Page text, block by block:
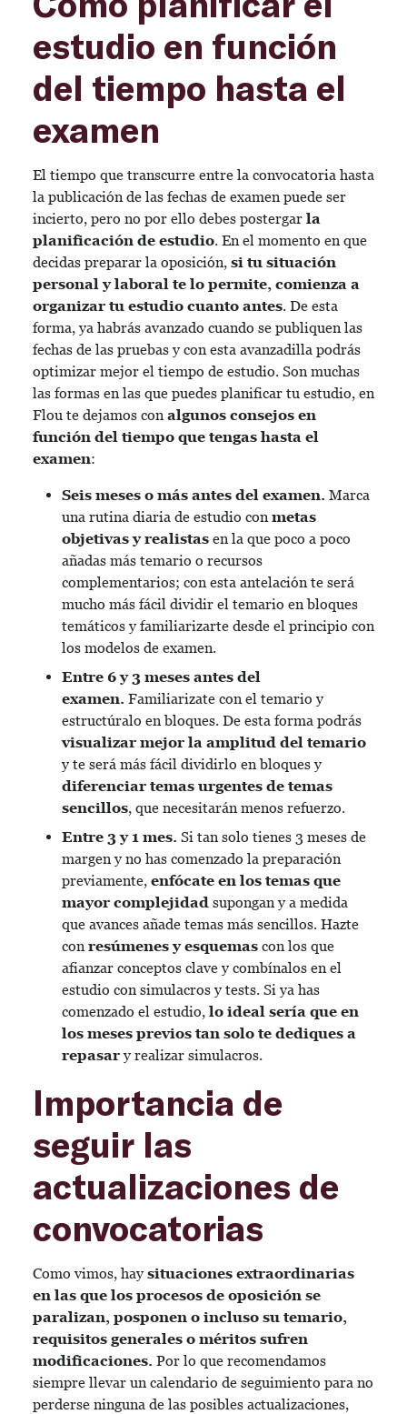
estudio en función
del tiempo hasta el
examen
El tiempo que transcurre entre la convocatoria hasta
la publicación de las fechas de examen puede ser
incierto, pero no por ello debes postergar la
planificación de estudio. En el momento en que
decidas preparar la oposición, si tu situación
personal y laboral te lo permite, comienza a
organizar tu estudio cuanto antes. De esta
forma, ya habrás avanzado cuando se publiquen las
fechas de las pruebas y con esta avanzadilla podrás
optimizar mejor el tiempo de estudio. Son muchas
las formas en las que puedes planificar tu estudio, en
Flou te dejamos con algunos consejos en
función del tiempo que tengas hasta el
examen:
Seis meses o más antes del examen. Marca
una rutina diaria de estudio con metas
objetivas y realistas en la que poco a poco
añadas más temario o recursos
complementarios; con esta antelación te será
mucho más fácil dividir el temario en bloques
temáticos y familiarizarte desde el principio con
los modelos de examen.
Entre 6 y 3 meses antes del
examen. Familiarizate con el temario y
estructúralo en bloques. De esta forma podrás
visualizar mejor la amplitud del temario
y te será más fácil dividirlo en bloques y
diferenciar temas urgentes de temas
sencillos, que necesitarán menos refuerzo.
Entre 3 y 1 mes. Si tan solo tienes 3 meses de
margen y no has comenzado la preparación
previamente, enfócate en los temas que
mayor complejidad supongan y a medida
que avances añade temas más sencillos. Hazte
con resúmenes y esquemas con los que
afianzar conceptos clave y combínalos en el
estudio con simulacros y tests. Si ya has
comenzado el estudio, lo ideal sería que en
los meses previos tan solo te dediques a
repasary realizar simulacros.
Importancia de
seguir las
actualizaciones de
convocatorias
Como vimos, hay situaciones extraordinarias
en las que los procesos de oposición se
paralizan, posponen o incluso su temario,
requisitos generales o méritos sufren
modificaciones. Por lo que recomendamos
siempre llevar un calendario de seguimiento para no
perderse ninguna de las posibles actualizaciones,